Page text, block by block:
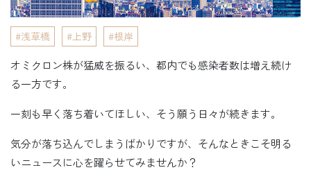
浅草橋 上野 根岸
オミクロン株が猛威を振るい、都内でも感染者数は増え続け
る一方です。
一刻も早く落ち着いてほしい、そう願う日々が続きます。
気分が落ち込んでしまうばかりですが、そんなときこそ明る
いニュースに心を躍らせてみませんか？